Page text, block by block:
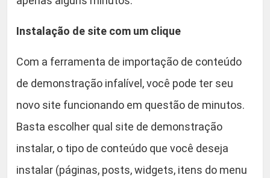
Instalação de site com um clique
Com a ferramenta de importação de conteúdo
de demonstração infalível, você pode ter seu
novo site funcionando em questão de minutos.
Basta escolher qual site de demonstração
instalar, o tipo de conteúdo que você deseja
instalar (páginas, posts, widgets, itens do menu